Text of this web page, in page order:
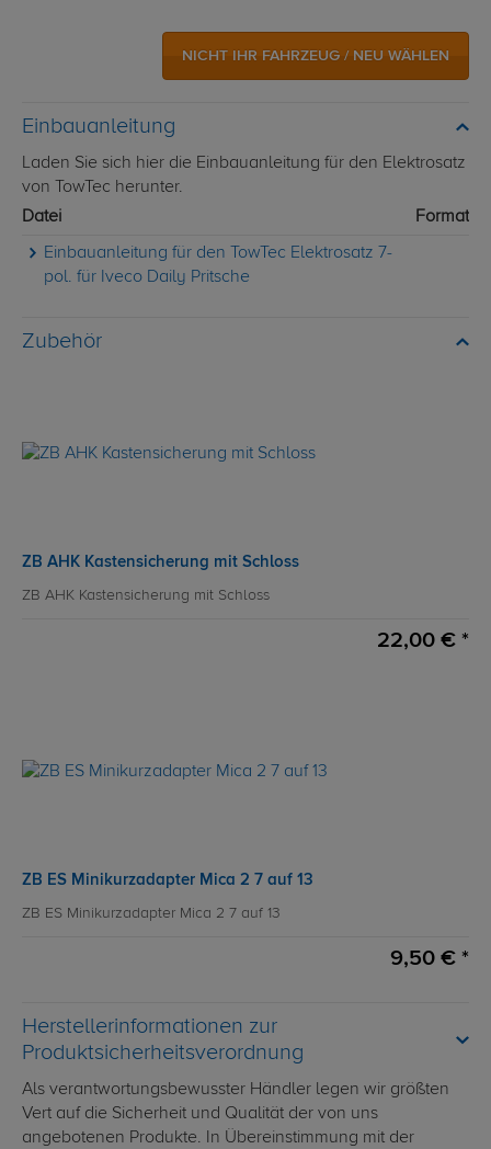
NICHT IHR FAHRZEUG / NEU WÄHLEN
Einbauanleitung
Laden Sie sich hier die Einbauanleitung für den Elektrosatz
von TowTec herunter.
Datei
Format
Einbauanleitung für den TowTec Elektrosatz 7-
pol. für Iveco Daily Pritsche
Zubehör
ZB AHK Kastensicherung mit Schloss
ZB AHK Kastensicherung mit Schloss
22,00 € *
ZB ES Minikurzadapter Mica 2 7 auf 13
ZB ES Minikurzadapter Mica 2 7 auf 13
9,50 € *
Herstellerinformationen zur
Produktsicherheitsverordnung
Als verantwortungsbewusster Händler legen wir größten
Vert auf die Sicherheit und Qualität der von uns
angebotenen Produkte. In Übereinstimmung mit der